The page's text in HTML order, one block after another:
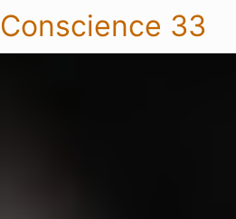
Conscience 33